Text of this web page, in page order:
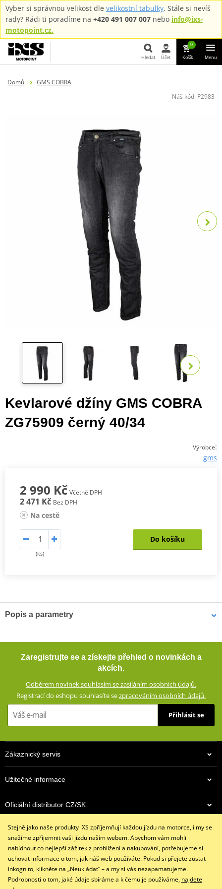
Vyber si správnou velikost dle velikostní tabulky. Stále si nevíš
rady? Rádi ti poradíme na +420 491 007 007 nebo info@ixs-
motopoint.cz.
Hledat Účet
0
Košík Menu
Domů
GMS COBRA
Náš kód: P2983
Kevlarové džíny GMS COBRA
ZG75909 černý 40/34
Výrobce:
gms
2 990 Kč Včetně DPH
2 471 Kč Bez DPH
Na cestě
(ks)
Do košíku
Popis a parametry
Pohodlné motocyklové džíny s rovným střihem. Tyto džíny
poskytují dostatečnou ochranu při jízdě na motocyklu díky
impaktních místech. Zároveň vypadají civilně a díky příměsi
elastanu skvěle padnou a příjemně se nosí.
Džíny s rovným střihem a 5 kapsami
Vnější materiál: 98% bavlna, 2% elastan
Podšívka: 100% polyester
40% polyester
Podšívka ze síťoviny od pasu ke kolenům
Výškově nastavitelné vyjímatelné CE certifikované chrániče
Džíny jsou z výroby opatřeny prémiovou impregnací
Huntsman®, která vydrží až 15 vyprání
PDF iXS SIZE
PDF iXS SIZE
PDF
Zaregistrujte se a získejte přehled o novinkách a
akcích.
Odběrem novinek souhlasím se zasíláním osobních údajů.
Registrací do eshopu souhlasíte sezpracováním osobních údajů.
Přihlásit se
Zákaznický servis
Užitečné informace
Oficiální distributor CZ/SK
Kontaktujte nás
info@ixs-motopoint.cz
Po - Pá (8:00 - 16:30)
Stejně jako naše produkty iXS zpříjemňují každou jízdu na motorce, i my se
snažíme zpříjemnit vaši jízdu naším webem. Abychom vám mohli
nabídnout co nejlepší zážitek z prohlížení a nakupování, potřebujeme si
uchovat informace o tom, jak náš web používáte. Pokud si přejete zůstat
inkognito, klikněte na „Neukládat“ – a my si vás nezapamatujeme.
Podrobnosti o tom, jaké údaje sbíráme a k čemu je používáme, najdete